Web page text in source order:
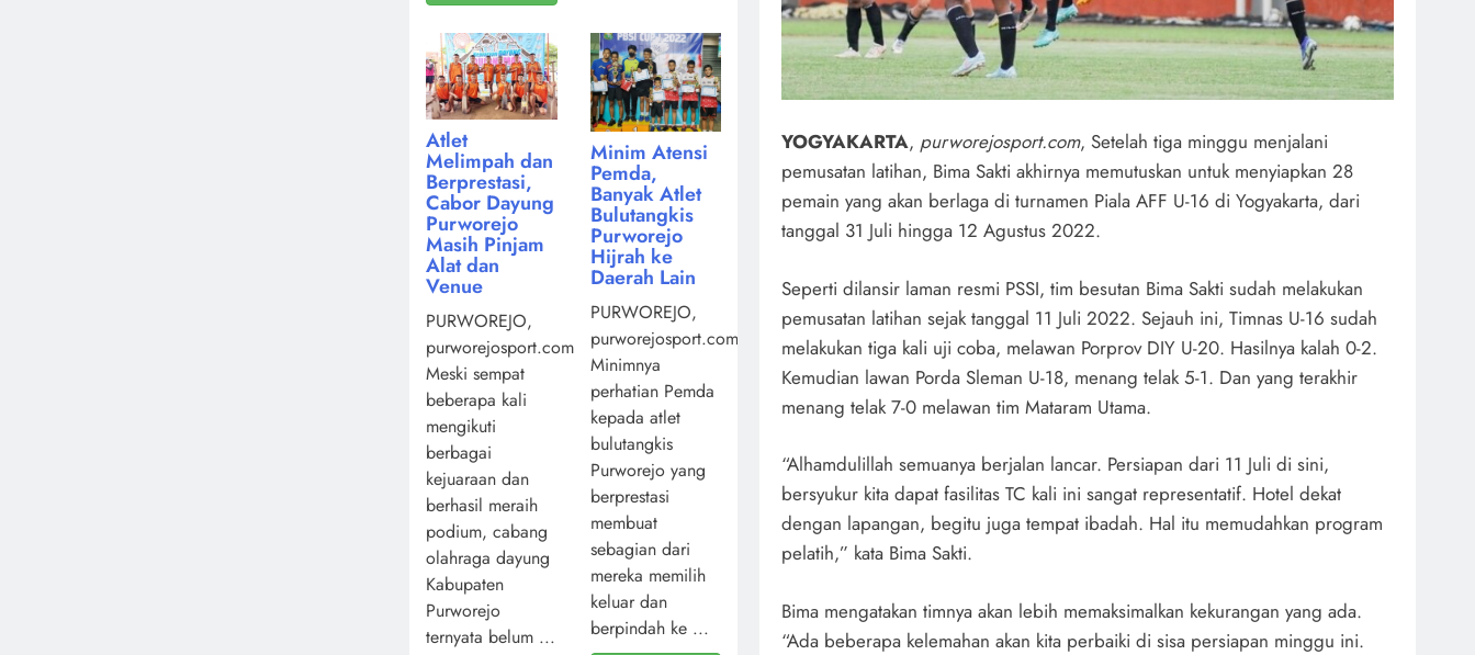
YOGYAKARTA, purworejosport.com, Setelah tiga minggu menjalani
pemusatan latihan, Bima Sakti akhirnya memutuskan untuk menyiapkan 28
pemain yang akan berlaga di turnamen Piala AFF U-16 di Yogyakarta, dari
tanggal 31 Juli hingga 12 Agustus 2022.
Seperti dilansir laman resmi PSSI, tim besutan Bima Sakti sudah melakukan
pemusatan latihan sejak tanggal 11 Juli 2022. Sejauh ini, Timnas U-16 sudah
melakukan tiga kali uji coba, melawan Porprov DIY U-20. Hasilnya kalah 0-2.
Kemudian lawan Porda Sleman U-18, menang telak 5-1. Dan yang terakhir
menang telak 7-0 melawan tim Mataram Utama.
“Alhamdulillah semuanya berjalan lancar. Persiapan dari 11 Juli di sini,
bersyukur kita dapat fasilitas TC kali ini sangat representatif. Hotel dekat
dengan lapangan, begitu juga tempat ibadah. Hal itu memudahkan program
pelatih,” kata Bima Sakti.
Bima mengatakan timnya akan lebih memaksimalkan kekurangan yang ada.
“Ada beberapa kelemahan akan kita perbaiki di sisa persiapan minggu ini.
Atlet
Melimpah dan
Berprestasi,
Cabor Dayung
Purworejo
Masih Pinjam
Alat dan
Venue
PURWOREJO,
purworejosport.com,
Meski sempat
beberapa kali
mengikuti
berbagai
kejuaraan dan
berhasil meraih
podium, cabang
olahraga dayung
Kabupaten
Purworejo
ternyata belum ...
Minim Atensi
Pemda,
Banyak Atlet
Bulutangkis
Purworejo
Hijrah ke
Daerah Lain
PURWOREJO,
purworejosport.com,
Minimnya
perhatian Pemda
kepada atlet
bulutangkis
Purworejo yang
berprestasi
membuat
sebagian dari
mereka memilih
keluar dan
berpindah ke ...